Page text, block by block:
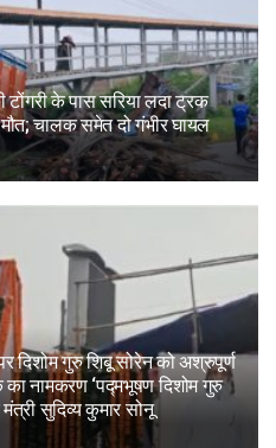
के पास सरिया लदा ट्रक
चालक समेत दो गंभीर घायल
दिशोम गुरु शिबू सोरेन को अश्रुपूर्ण
का नामकरण ‘पद्मभूषण दिशोम गुरु
सुदिव्य कुमार सोनू